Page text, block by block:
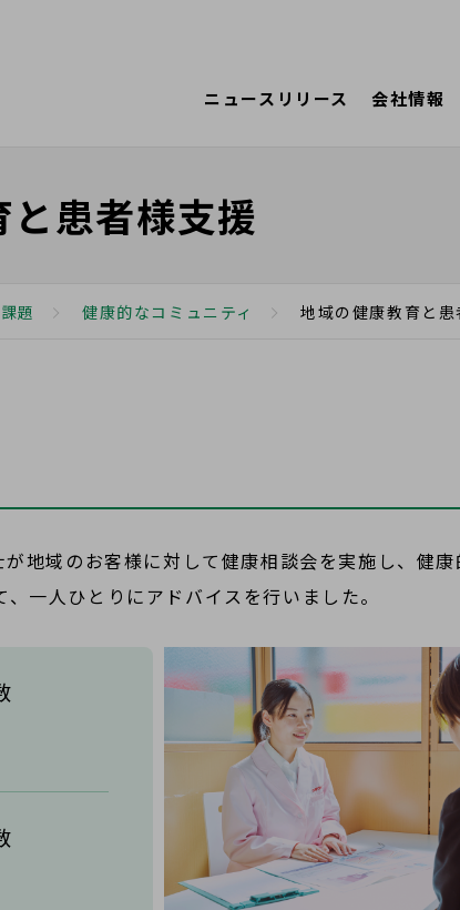
ニュースリリース 会社情報
患者様支援
題 健康的なコミュニティ 地域の健康教育と患
地域のお客様に対して健康相談会を実施し、健康
一人ひとりにアドバイスを行いました。